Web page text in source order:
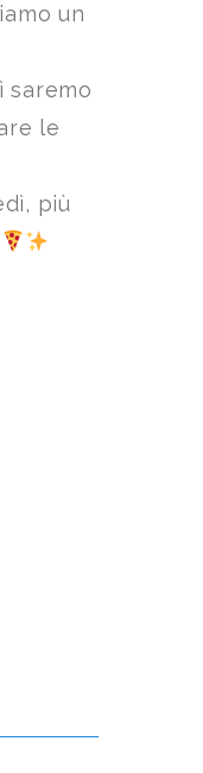
un
saremo
le
più